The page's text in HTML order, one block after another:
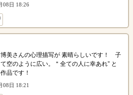
08日 18:26
美さんの心理描写が 素晴らしいです！ 子
空のように広い。＂全ての人に幸あれ'' と
品です！
08日 18:21